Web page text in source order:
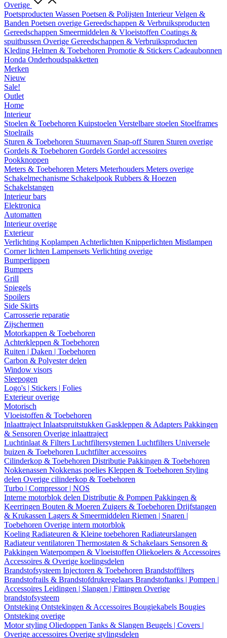
Overige
Poetsproducten Wassen Poetsen & Polijsten InterieurVelgen &
Banden Poetsen overige Gereedschappen & Verbruiksproducten
Gereedschappen Smeermiddelen & Vloeistoffen Coatings &
spuitbussen Overige Gereedschappen & Verbruiksproducten
Kleding Helmen & Toebehoren Promotie & Stickers Cadeaubonnen
Honda Onderhoudspakketten
Merken
Nieuw
Sale!
Outlet
Home
Interieur
Stoelen & Toebehoren Kuipstoelen Verstelbare stoelen Stoelframes
Stoelrails
Sturen & Toebehoren Stuurnaven Snap-off Sturen Sturen overige
Gordels & Toebehoren Gordels Gordel accessoires
Pookknoppen
Meters & Toebehoren Meters Meterhouders Meters overige
Schakelmechanisme Schakelpook Rubbers & Hoezen
Schakelstangen
Interieur bars
Elektronica
Automatten
Interieur overige
Exterieur
Verlichting Koplampen Achterlichten Knipperlichten Mistlampen
Corner lichten Lampensets Verlichting overige
Bumperlippen
Bumpers
Grill
Spiegels
Spoilers
Side Skirts
Carrosserie reparatie
Zijschermen
Motorkappen & Toebehoren
Achterkleppen & Toebehoren
Ruiten | Daken | Toebehoren
Carbon & Polyester delen
Window visors
Sleepogen
Logo's | Stickers | Folies
Exterieur overige
Motorisch
Vloeistoffen & Toebehoren
Inlaattraject Inlaatspruitstukken Gaskleppen & Adapters Pakkingen
& Sensoren Overige inlaattraject
Luchtinlaat & Filters Luchtfiltersystemen Luchtfilters Universele
buizen & Toebehoren Luchtfilter accessoires
Cilinderkop & Toebehoren Distributie Pakkingen & Toebehoren
Nokkenassen Nokkenas poelies Kleppen & Toebehoren Styling
delen Overige cilinderkop & Toebehoren
Turbo | Compressor | NOS
Interne motorblok delen Distributie & Pompen Pakkingen &
Keerringen Bouten & Moeren Zuigers & Toebehoren Drijfstangen
& Krukassen Lagers & Smeermiddelen Riemen | Snaren |
Toebehoren Overige intern motorblok
Koeling Radiateuren & Kleine toebehoren Radiateurslangen
Radiateur ventilatoren Thermostaten & Schakelaars Sensoren &
Pakkingen Waterpompen & Vloeistoffen Oliekoelers & Accessoires
Accessoires & Overige koelingsdelen
Brandstofsysteem Injectoren & Toebehoren Brandstoffilters
Brandstofrails & Brandstofdrukregelaars Brandstoftanks | Pompen |
Accessoires Leidingen | Slangen | Fittingen Overige
brandstofsysteem
Ontsteking Ontstekingen & Accessoires Bougiekabels Bougies
Ontsteking overige
Motor styling Oliedoppen Tanks & Slangen Beugels | Covers |
Overige accessoires Overige stylingsdelen